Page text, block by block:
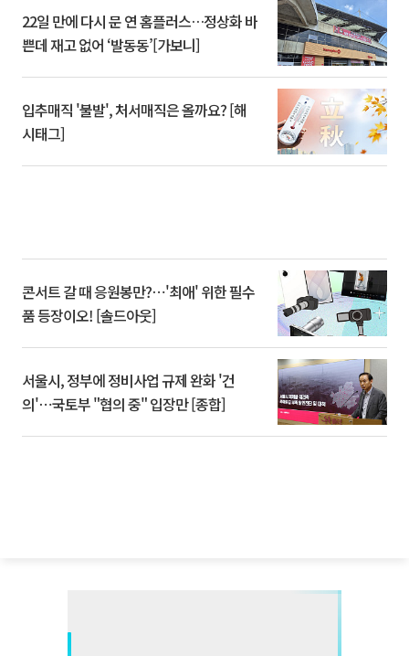
22일 만에 다시 문 연 홈플러스…정상화 바
쁜데 재고 없어 ‘발동동’[가보니]
입추매직 '불발', 처서매직은 올까요? [해
시태그]
콘서트 갈 때 응원봉만?⋯'최애' 위한 필수
품 등장이오! [솔드아웃]
서울시, 정부에 정비사업 규제 완화 '건
의'⋯국토부 "협의 중" 입장만 [종합]